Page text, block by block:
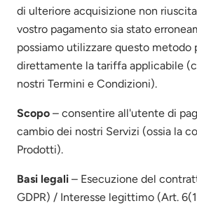
di ulteriore acquisizione non
vostro pagamento sia stato
possiamo utilizzare questo metodo
direttamente la tariffa applicabile
nostri Termini e Condizioni).
Scopo – consentire all'utente di
cambio dei nostri Servizi (ossia la
Prodotti).
Basi legali – Esecuzione del
GDPR) / Interesse legittimo (Art.